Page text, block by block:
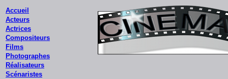
Accueil
Acteurs
Actrices
Compositeurs
Films
Photographes
Réalisateurs
Scénaristes